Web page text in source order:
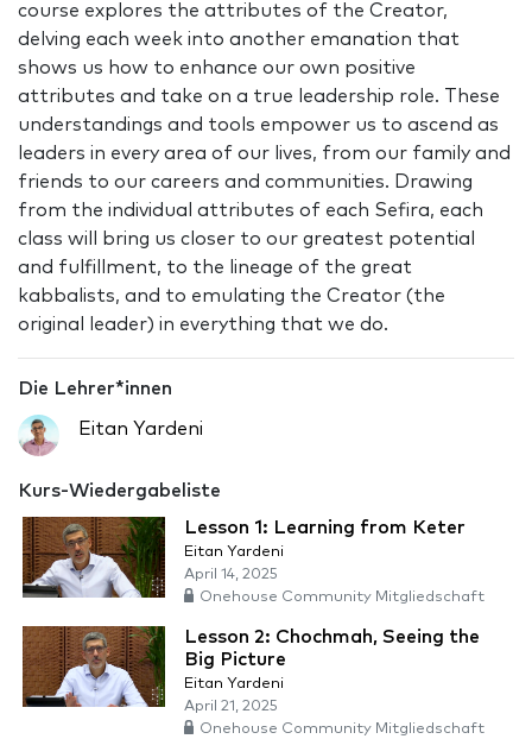
course explores the attributes of the Creator,
delving each week into another emanation that
shows us how to enhance our own positive
attributes and take on a true leadership role. These
understandings and tools empower us to ascend as
leaders in every area of our lives, from our family and
friends to our careers and communities. Drawing
from the individual attributes of each Sefira, each
class will bring us closer to our greatest potential
and fulfillment, to the lineage of the great
kabbalists, and to emulating the Creator (the
original leader) in everything that we do.
Die Lehrer*innen
Eitan Yardeni
Kurs-Wiedergabeliste
Lesson 1: Learning from Keter
Eitan Yardeni
April 14, 2025
Onehouse Community Mitgliedschaft
Lesson 2: Chochmah, Seeing the
Big Picture
Eitan Yardeni
April 21, 2025
Onehouse Community Mitgliedschaft